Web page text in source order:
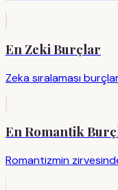
En Zeki Burçlar
Zeka sıralaması
En Romantik
Romantizmin